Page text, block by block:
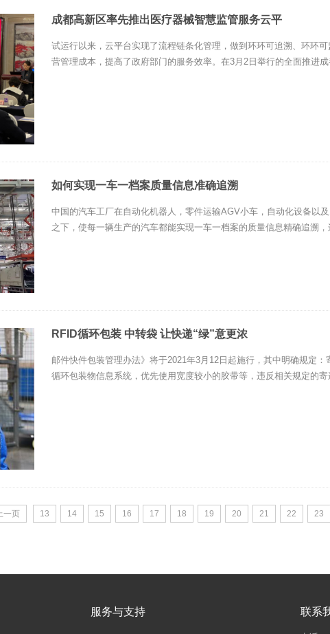
成都高新区率先推出医疗器械智慧监管服务云平
试运行以来，云平台实现了流程链条化管理，做到环环可追溯、环环
营管理成本，提高了政府部门的服务效率。在3月2日举行的全面推进成
如何实现一车一档案质量信息准确追溯
中国的汽车工厂在自动化机器人，零件运输AGV小车，自动化设备以
之下，使每一辆生产的汽车都能实现一车一档案的质量信息精确追溯，
RFID循环包装 中转袋 让快递“绿”意更浓
邮件快件包装管理办法》将于2021年3月12日起施行，其中明确规定
循环包装物信息系统，优先使用宽度较小的胶带等，违反相关规定的
上一页 13 14 15 16 17 18 19 20 21 22 23
服务与支持 联系